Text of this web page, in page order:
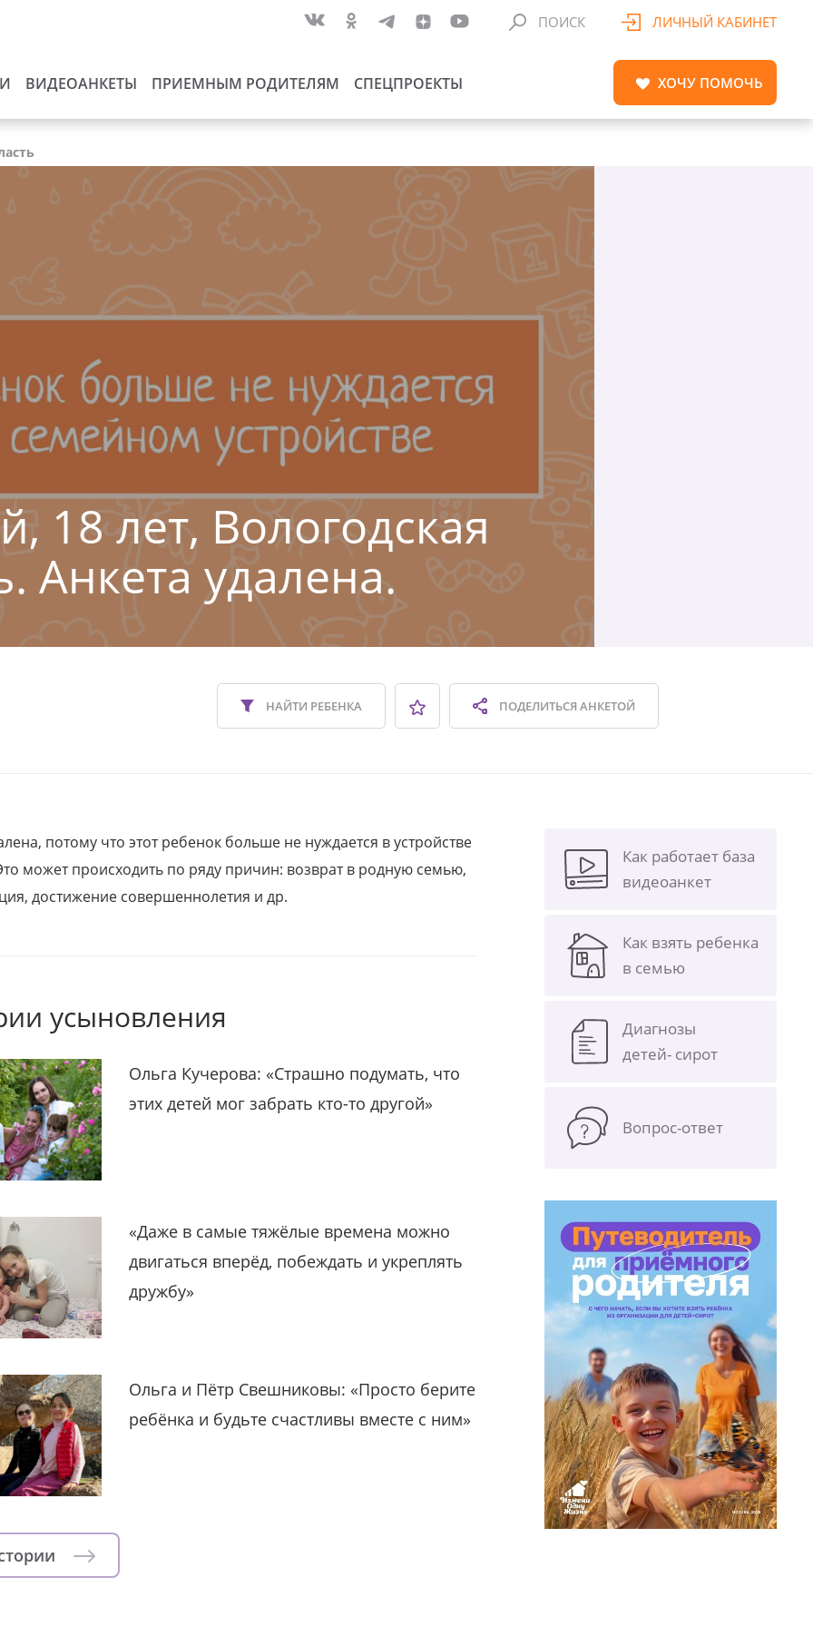
ВИДЕОАНКЕТЫ ПРИЕМНЫМ РОДИТЕЛЯМ СПЕЦПРОЕКТЫ
ПОИСК ЛИЧНЫЙ КАБИНЕТ
ХОЧУ ПОМОЧЬ
18 лет, Вологодская
Анкета удалена.
ПОДЕЛИТЬСЯАНКЕТОЙ
НАЙТИ РЕБЕНКА
потому что этот ребенок больше не нуждается в устройстве
может происходить по ряду причин: возврат в родную семью,
достижение совершеннолетия и др.
усыновления
Ольга Кучерова: «Страшно подумать, что
этих детей мог забрать кто-то другой»
«Даже в самые тяжёлые времена можно
двигаться вперёд, побеждать и укреплять
дружбу»
Ольга и Пётр Свешниковы: «Просто берите
ребёнка и будьте счастливы вместе с ним»
Как работает база
видеоанкет
Как взять ребенка
в семью
Диагнозы
детей- сирот
Вопрос-ответ